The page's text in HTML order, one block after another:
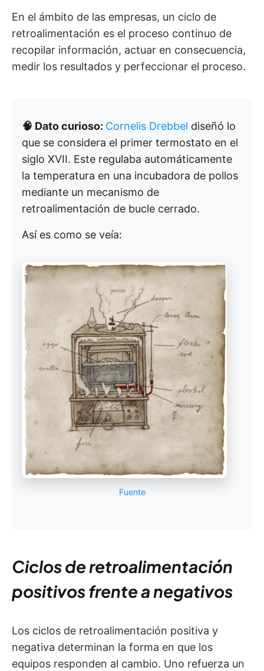
En el ámbito de las empresas, un ciclo de
retroalimentación es el proceso continuo de
recopilar información, actuar en consecuencia,
medir los resultados y perfeccionar el proceso.
🧠 Dato curioso: Cornelis Drebbel diseñó lo
que se considera el primer termostato en el
siglo XVII. Este regulaba automáticamente
la temperatura en una incubadora de pollos
mediante un mecanismo de
retroalimentación de bucle cerrado.
Así es como se veía:
Fuente
Ciclos de retroalimentación
positivos frente a negativos
Los ciclos de retroalimentación positiva y
negativa determinan la forma en que los
equipos responden al cambio. Uno refuerza un